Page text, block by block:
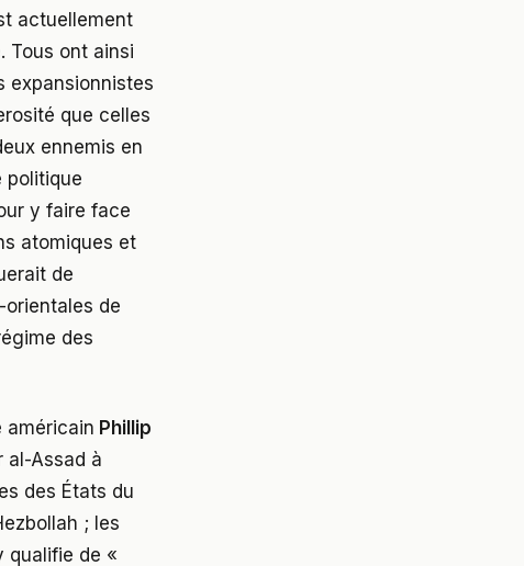
actuellement
Tous ont ainsi
expansionnistes
que celles
ennemis en
politique
y faire face
atomiques et
de
de
des
américain Phillip
al-Assad à
des États du
; les
qualifie de «